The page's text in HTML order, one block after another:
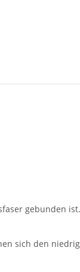
gebunden
sich den